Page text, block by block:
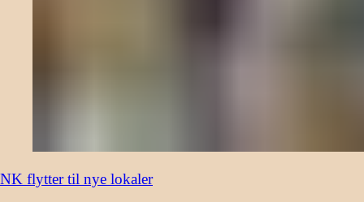
NK flytter til nye lokaler